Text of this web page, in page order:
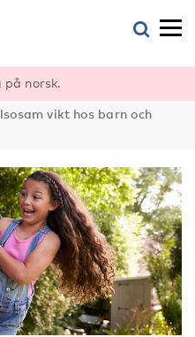
på norsk.
vikt hos barn och